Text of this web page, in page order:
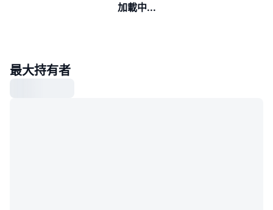
加載中...
最大持有者